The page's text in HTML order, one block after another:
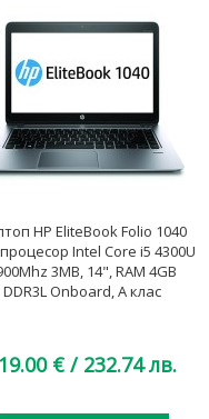
HP EliteBook Folio 1040
Intel Core i5 4300U
3MB, 14", RAM 4GB
DDR3L Onboard, A клас
€ / 232.74 лв.